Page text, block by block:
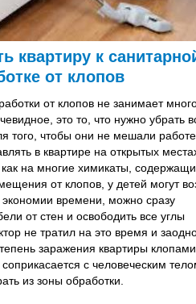
квартиру к
от клопов
от клопов не занимает
это то, что нужно убрать
того, чтобы они не мешали работе
в квартире на открытых
на многие химикаты,
от клопов, у детей могут
времени, можно сразу
от стен и освободить все углы
не тратил на это время и
заражения квартиры
с человеческим
из зоны обработки.